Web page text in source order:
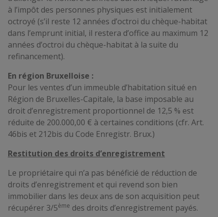
à l’impôt des personnes physiques est initialement
octroyé (s’il reste 12 années d’octroi du chèque-habitat
dans l’emprunt initial, il restera d’office au maximum 12
années d’octroi du chèque-habitat à la suite du
refinancement).
En région Bruxelloise :
Pour les ventes d’un immeuble d’habitation situé en
Région de Bruxelles-Capitale, la base imposable au
droit d’enregistrement proportionnel de 12,5 % est
réduite de 200.000,00 € à certaines conditions (cfr. Art.
46bis et 212bis du Code Enregistr. Brux.)
Restitution des droits d’enregistrement
Le propriétaire qui n’a pas bénéficié de réduction de
droits d’enregistrement et qui revend son bien
immobilier dans les deux ans de son acquisition peut
récupérer 3/5ème des droits d’enregistrement payés.